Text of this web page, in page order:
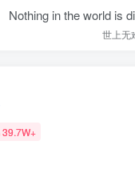
Nothing in the world is
世上无
39.7W+